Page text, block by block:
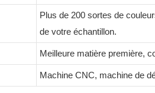
Plus de 200 sortes de
de votre échantillon.
Meilleure matière première,
Machine CNC, machine de